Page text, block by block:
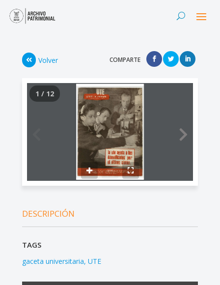
Volver COMPARTE
1 / 12
DESCRIPCIÓN
TAGS
gaceta universitaria UTE